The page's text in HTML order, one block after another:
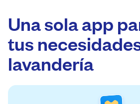
Una sola app
tus
lavandería